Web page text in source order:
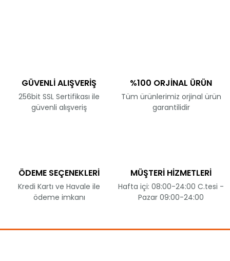
GÜVENLİ ALIŞVERİŞ
256bit SSL Sertifikası ile
güvenli alışveriş
%100 ORJİNAL ÜRÜN
Tüm ürünlerimiz orjinal ürün
garantilidir
ÖDEME SEÇENEKLERİ
Kredi Kartı ve Havale ile
ödeme imkanı
MÜŞTERİ HİZMETLERİ
Hafta içi: 08:00-24:00 C.tesi -
Pazar 09:00-24:00